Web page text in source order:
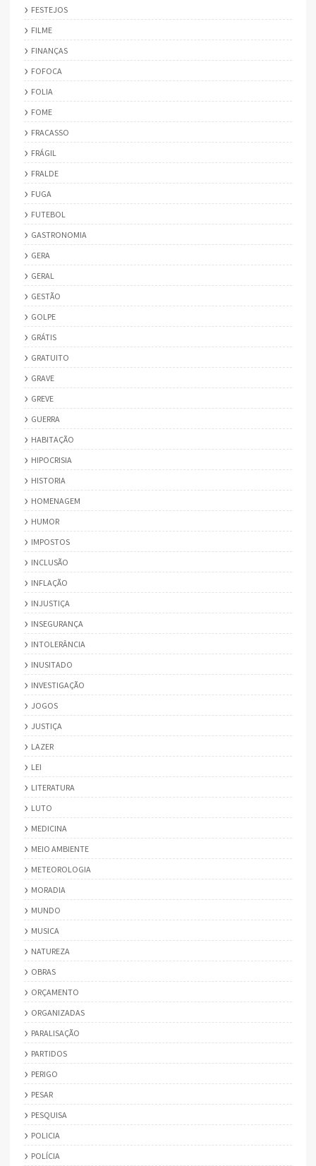
FESTEJOS
FILME
FINANÇAS
FOFOCA
FOLIA
FOME
FRACASSO
FRÁGIL
FRALDE
FUGA
FUTEBOL
GASTRONOMIA
GERA
GERAL
GESTÃO
GOLPE
GRÁTIS
GRATUITO
GRAVE
GREVE
GUERRA
HABITAÇÃO
HIPOCRISIA
HISTORIA
HOMENAGEM
HUMOR
IMPOSTOS
INCLUSÃO
INFLAÇÃO
INJUSTIÇA
INSEGURANÇA
INTOLERÂNCIA
INUSITADO
INVESTIGAÇÃO
JOGOS
JUSTIÇA
LAZER
LEI
LITERATURA
LUTO
MEDICINA
MEIO AMBIENTE
METEOROLOGIA
MORADIA
MUNDO
MUSICA
NATUREZA
OBRAS
ORÇAMENTO
ORGANIZADAS
PARALISAÇÃO
PARTIDOS
PERIGO
PESAR
PESQUISA
POLICIA
POLÍCIA